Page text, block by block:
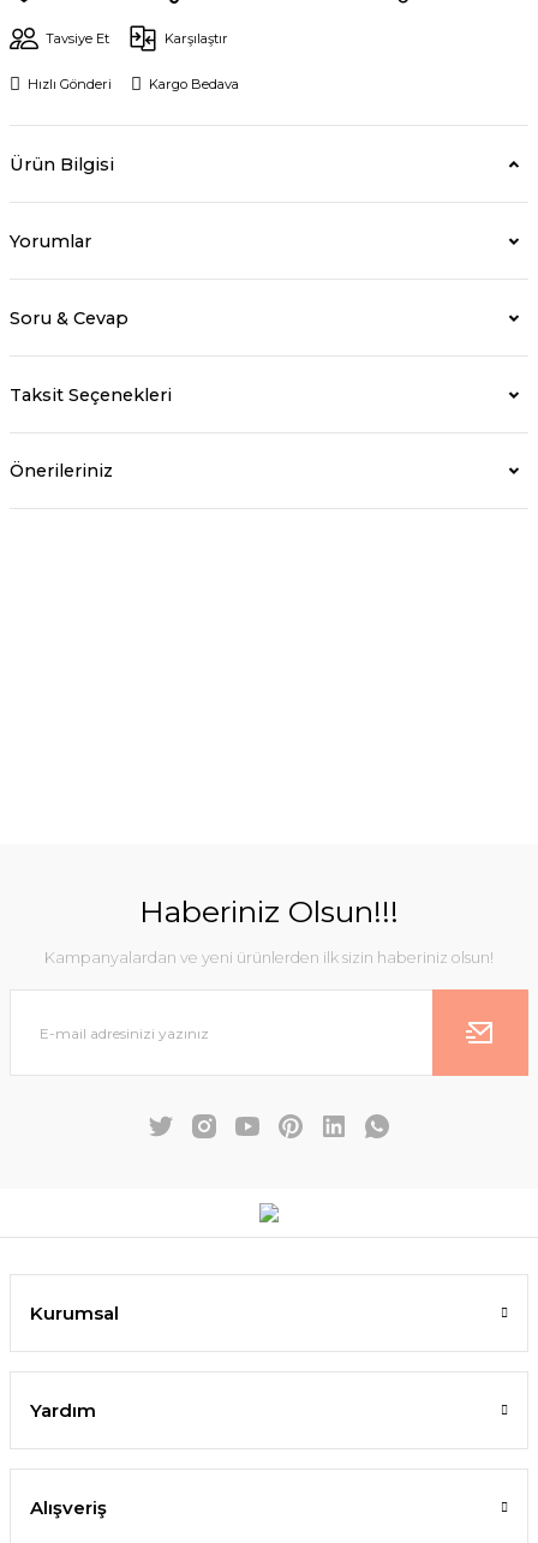
Tavsiye Et Karşılaştır
Hızlı Gönderi Kargo Bedava
Ürün Bilgisi
Yorumlar
Soru & Cevap
Taksit Seçenekleri
Önerileriniz
Haberiniz Olsun!!!
Kampanyalardan ve yeni ürünlerden ilk sizin haberiniz olsun!
Kurumsal
Yardım
Alışveriş